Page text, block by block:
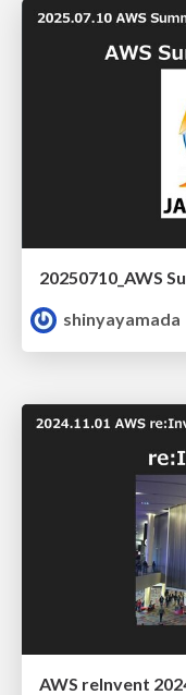
20250710_AWS
shinyayamada
AWS reInvent